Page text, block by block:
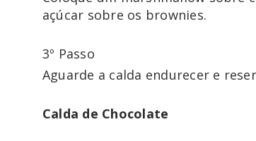
açúcar sobre os brownies.
3º Passo
Aguarde a calda endurecer e
Calda de Chocolate